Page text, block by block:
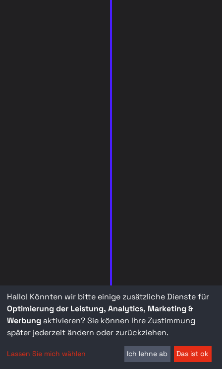
Hallo! Könnten wir bitte einige zusätzliche Dienste für
Optimierung der Leistung, Analytics, Marketing &
Werbung aktivieren? Sie können Ihre Zustimmung
später jederzeit ändern oder zurückziehen.
Lassen Sie mich wählen Ich lehne ab Das ist ok